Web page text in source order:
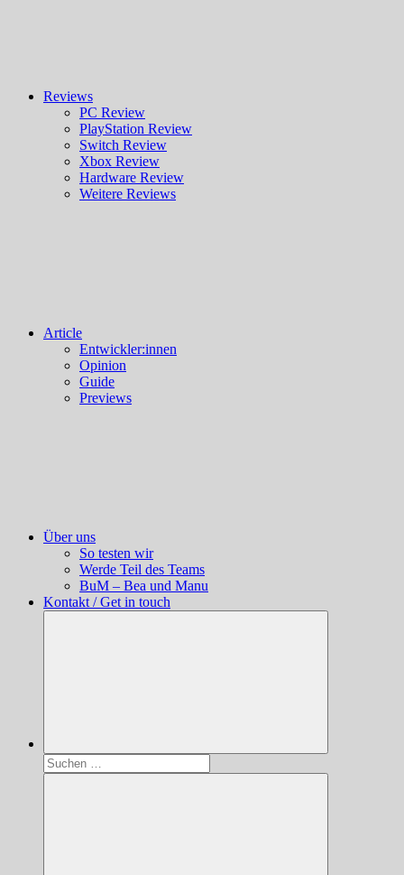
Reviews
PC Review
PlayStation Review
Switch Review
Xbox Review
Hardware Review
Weitere Reviews
Article
Entwickler:innen
Opinion
Guide
Previews
Über uns
So testen wir
Werde Teil des Teams
BuM – Bea und Manu
Kontakt / Get in touch
Suchen
nach: